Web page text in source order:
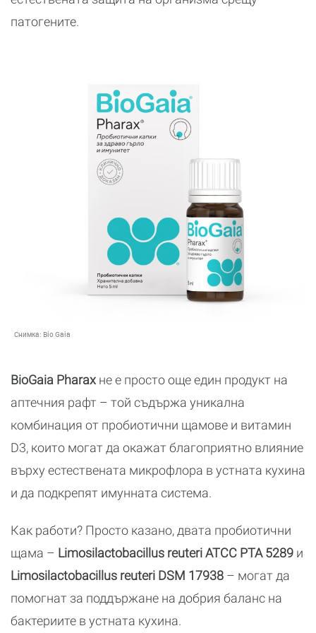
патогените.
Снимка: Bio Gaia
BioGaia Pharax не е просто още един продукт на
аптечния рафт – той съдържа уникална
комбинация от пробиотични щамове и витамин
D3, които могат да окажат благоприятно влияние
върху естествената микрофлора в устната кухина
и да подкрепят имунната система.
Как работи? Просто казано, двата пробиотични
щама – Limosilactobacillus reuteri ATCC PTA 5289 и
Limosilactobacillus reuteri DSM 17938 – могат да
помогнат за поддържане на добрия баланс на
бактериите в устната кухина.